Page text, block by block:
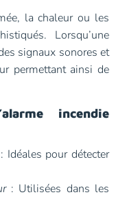
la chaleur ou les
Lorsqu’une
signaux sonores et
permettant ainsi de
incendie
: Idéales pour détecter
: Utilisées dans les